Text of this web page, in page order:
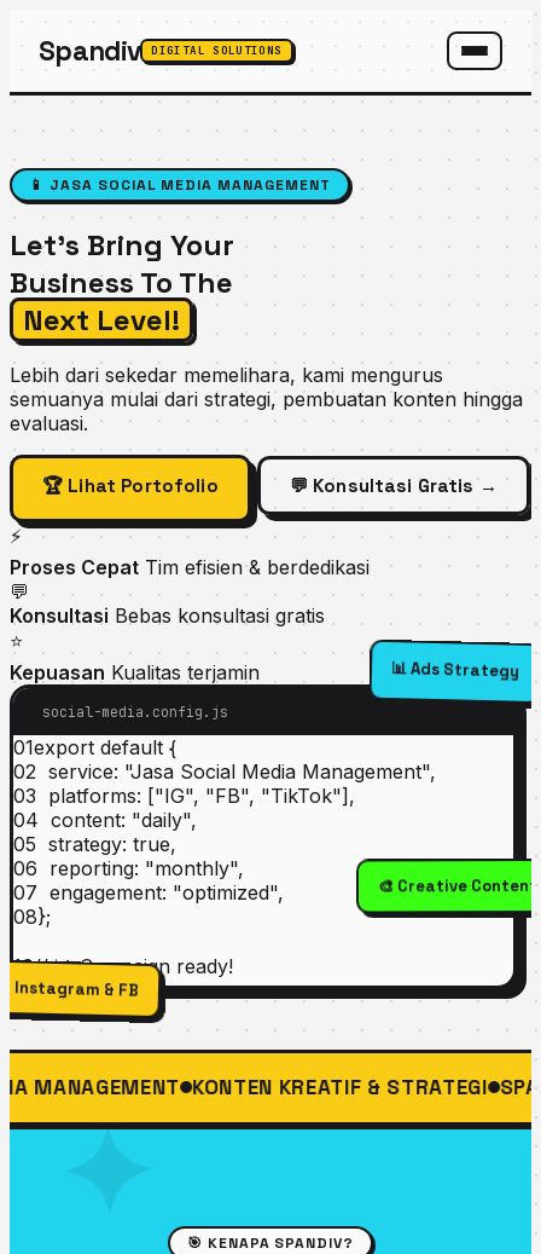
Spandiv DIGITAL SOLUTIONS
📱 JASA SOCIAL MEDIA MANAGEMENT
Let's Bring Your
Business To The
Next Level!
Lebih dari sekedar memelihara, kami mengurus
semuanya mulai dari strategi, pembuatan konten hingga
evaluasi.
🏆 Lihat Portofolio 💬 Konsultasi Gratis →
⚡
Proses Cepat Tim efisien & berdedikasi
💬
Konsultasi Bebas konsultasi gratis
⭐
Kepuasan Kualitas terjamin
social-media.config.js
01export default {
02 service: "Jasa Social Media Management",
03 platforms: ["IG", "FB", "TikTok"],
04 content: "daily",
05 strategy: true,
06 reporting: "monthly",
07 engagement: "optimized",
08};
10// 📊 Campaign ready!
Instagram & FB
📊 Ads Strategy
🎨 Creative Content
KREATIF & STRATEGI SPANDIV DIGITAL
🎯 KENAPA SPANDIV?
SPANDIV ASSISTANT